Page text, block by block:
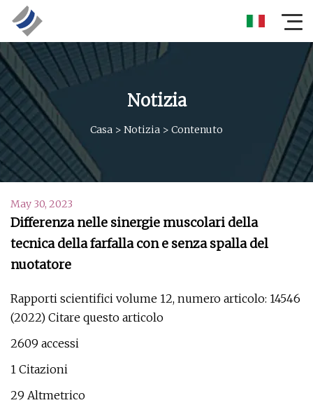
Notizia
Casa > Notizia > Contenuto
May 30, 2023
Differenza nelle sinergie muscolari della
tecnica della farfalla con e senza spalla del
nuotatore
Rapporti scientifici volume 12, numero articolo: 14546
(2022) Citare questo articolo
2609 accessi
1 Citazioni
29 Altmetrico